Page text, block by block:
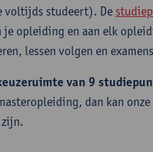
voltijds studeert). De
je opleiding en aan elk
lessen volgen en
van 9
dan kan onze